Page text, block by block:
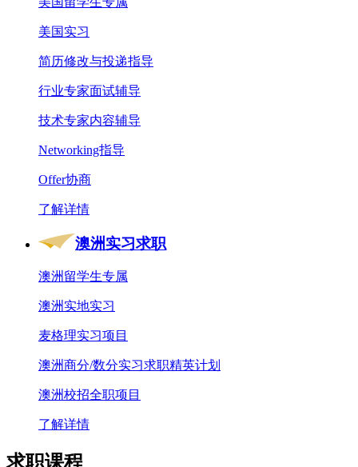
美国实习
简历修改与投递指导
行业专家面试辅导
技术专家内容辅导
Networking指导
Offer协商
了解详情
澳洲实习求职
澳洲留学生专属
澳洲实地实习
麦格理实习项目
澳洲商分/数分实习求职精英计划
澳洲校招全职项目
了解详情
求职课程